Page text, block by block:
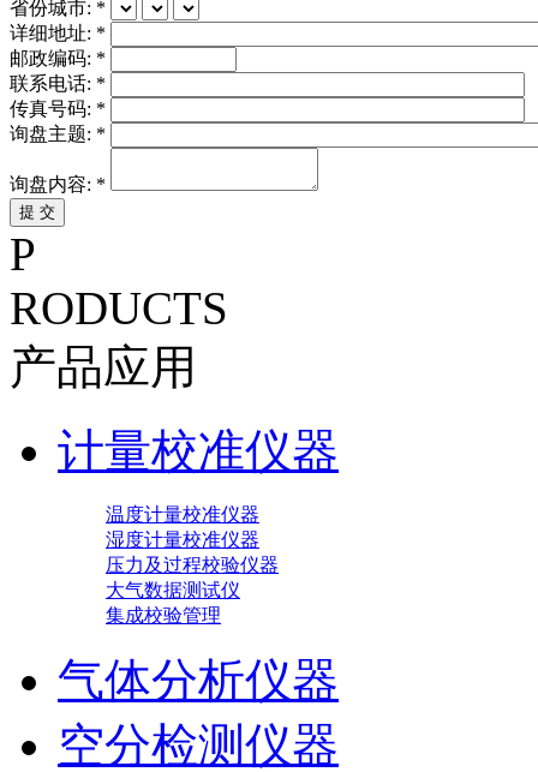
省份城市: *
详细地址: *
邮政编码: *
联系电话: *
传真号码: *
询盘主题: *
询盘内容: *
P
RODUCTS
产品应用
计量校准仪器
温度计量校准仪器
湿度计量校准仪器
压力及过程校验仪器
大气数据测试仪
集成校验管理
气体分析仪器
空分检测仪器